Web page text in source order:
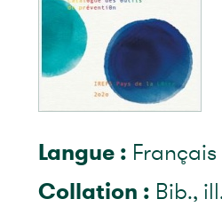
Langue : Français
Collation : Bib.,